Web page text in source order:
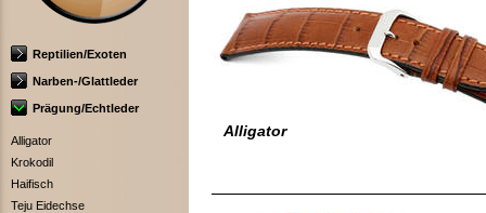
Reptilien/Exoten
Narben-/Glattleder
Prägung/Echtleder
Alligator
Krokodil
Haifisch
Teju Eidechse
Alligator